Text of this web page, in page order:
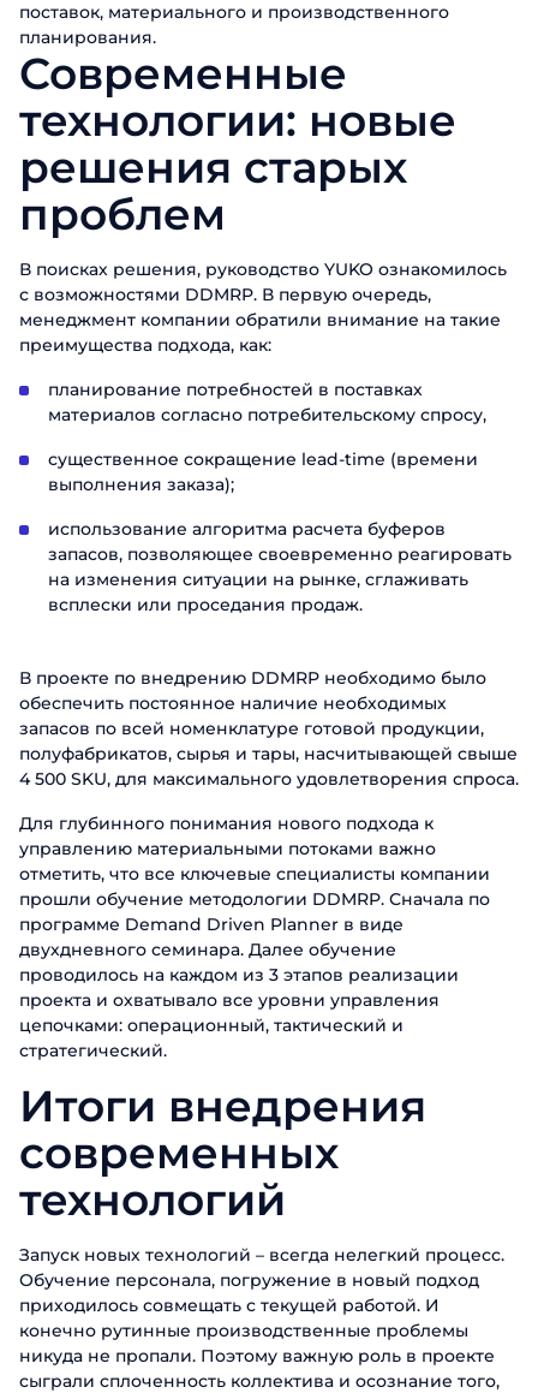
поставок, материального и производственного
планирования.
Современные
технологии: новые
решения старых
проблем
В поисках решения, руководство YUKO ознакомилось
с возможностями DDMRP. В первую очередь,
менеджмент компании обратили внимание на такие
преимущества подхода, как:
планирование потребностей в поставках
материалов согласно потребительскому спросу,
существенное сокращение lead-time (времени
выполнения заказа);
использование алгоритма расчета буферов
запасов, позволяющее своевременно реагировать
на изменения ситуации на рынке, сглаживать
всплески или проседания продаж.
В проекте по внедрению DDMRP необходимо было
обеспечить постоянное наличие необходимых
запасов по всей номенклатуре готовой продукции,
полуфабрикатов, сырья и тары, насчитывающей свыше
4 500 SKU, для максимального удовлетворения спроса.
Для глубинного понимания нового подхода к
управлению материальными потоками важно
отметить, что все ключевые специалисты компании
прошли обучение методологии DDMRP. Сначала по
программе Demand Driven Planner в виде
двухдневного семинара. Далее обучение
проводилось на каждом из 3 этапов реализации
проекта и охватывало все уровни управления
цепочками: операционный, тактический и
стратегический.
Итоги внедрения
современных
технологий
Запуск новых технологий – всегда нелегкий процесс.
Обучение персонала, погружение в новый подход
приходилось совмещать с текущей работой. И
конечно рутинные производственные проблемы
никуда не пропали. Поэтому важную роль в проекте
сыграли сплоченность коллектива и осознание того,